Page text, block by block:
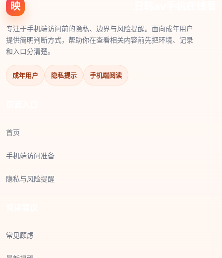
映
专注于手机端访问前的隐私、边界与风险提醒。面向成年用户
提供简明判断方式，帮助你在查看相关内容前先把环境、记录
和入口分清楚。
成年用户 隐私提示 手机端阅读
首页
手机端访问准备
隐私与风险提醒
常见顾虑